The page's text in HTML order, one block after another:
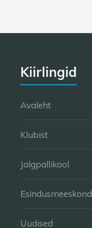
Kiirlingid
Avaleht
Klubist
Jalgpallikool
Esindusmeeskond
Uudised